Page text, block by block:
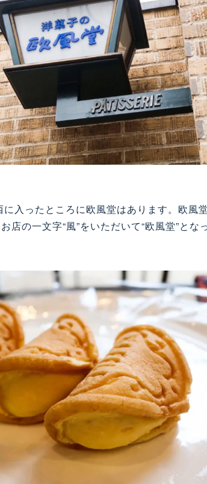
入ったところに欧風堂はあります。欧風
店の一文字“風”をいただいて“欧風堂”とな